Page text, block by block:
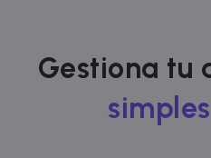
Gestiona tu